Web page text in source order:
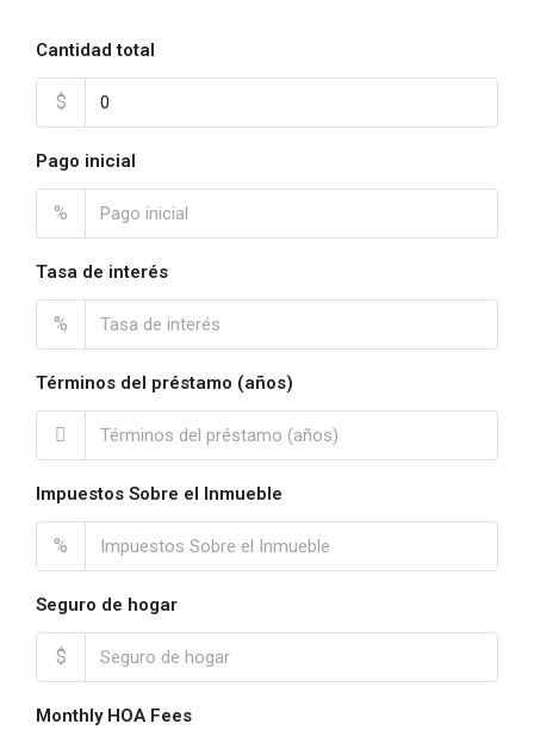
Cantidad total
$
Pago inicial
%
Tasa de interés
%
Términos del préstamo (años)
Impuestos Sobre el Inmueble
%
Seguro de hogar
$
Monthly HOA Fees